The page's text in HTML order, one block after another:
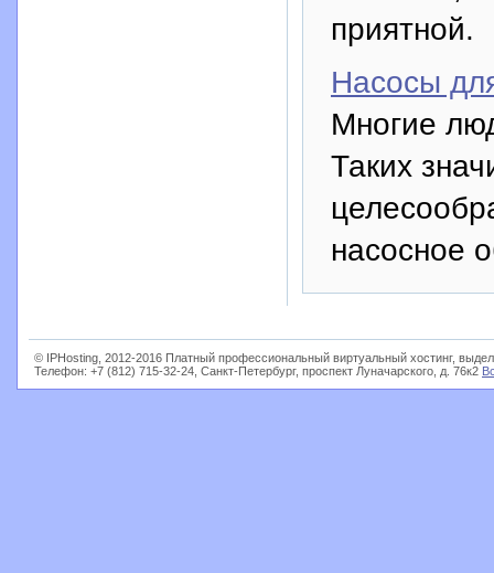
приятной.
Насосы
Многие
Таких
насосное
© IPHosting, 2012-2016 Платный профессиональный виртуальный хостинг,
Телефон: +7 (812) 715-32-24, Санкт-Петербург, проспект Луначарского, д. 76к2